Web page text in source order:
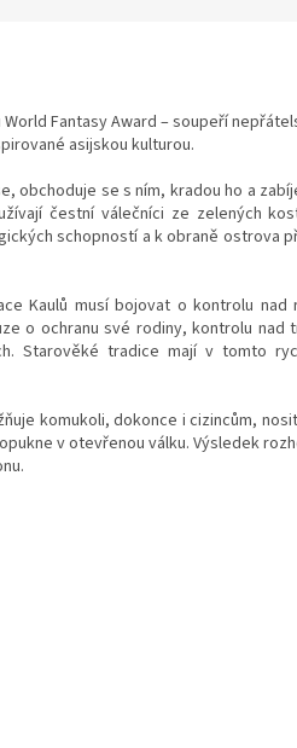
Fantasy Award – soupeří
asijskou kulturou.
obchoduje se s ním, kradou ho a
čestní válečníci ze zelených
schopností a k obraně ostrova
Kaulů musí bojovat o kontrolu nad
o ochranu své rodiny, kontrolu nad
Starověké tradice mají v tomto
komukoli, dokonce i cizincům,
v otevřenou válku. Výsledek